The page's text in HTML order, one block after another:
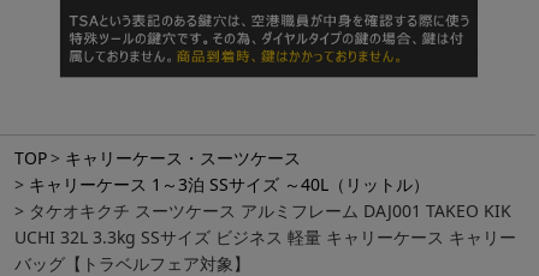
TOP
キャリーケース・スーツケース
キャリーケース 1～3泊 SSサイズ ～40L（リットル）
タケオキクチ スーツケース アルミフレーム DAJ001 TAKEO KIK
UCHI 32L 3.3kg SSサイズ ビジネス 軽量 キャリーケース キャリー
バッグ【トラベルフェア対象】